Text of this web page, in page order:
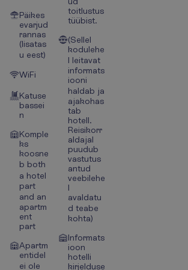
Päikes
evarjud
rannas
(lisatas
u eest)
WiFi
Katuse
bassei
n
Komple
ks
koosne
b both
a hotel
part
and an
apartm
ent
part
Apartm
entidel
ei ole
toitlustus
tüübist.
(Sellel
kodulehe
l leitavat
informats
iooni
haldab ja
ajakohas
tab
hotell.
Reisikorr
aldajal
puudub
vastutus
antud
veebilehe
l
avaldatu
d teabe
kohta)
Informats
ioon
hotelli
kirjelduse